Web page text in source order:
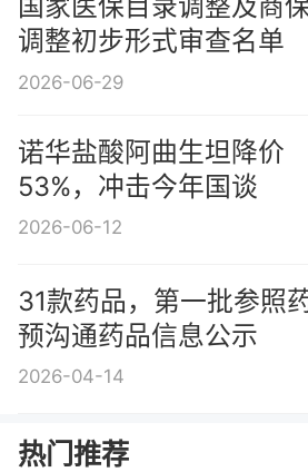
调整初步形式审查名单
2026-06-29
诺华盐酸阿曲生坦降价
53%，冲击今年国谈
2026-06-12
31款药品，第一批参照
预沟通药品信息公示
2026-04-14
热门推荐